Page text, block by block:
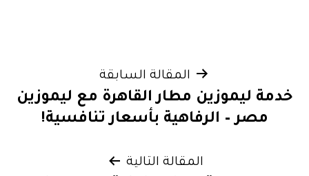
المقالات
المقالة السابقة
خدمة ليموزين مطار القاهرة مع ليموزين
مصر – الرفاهية بأسعار تنافسية!
المقالة التالية